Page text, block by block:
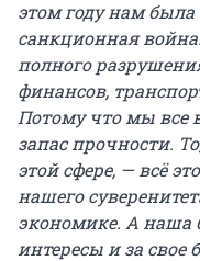
этом году нам
санкционная
полного
финансов,
Потому что мы все
запас прочности.
этой сфере, — всё
нашего
экономике. А наша
интересы и за свое